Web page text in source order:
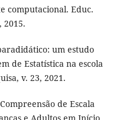
computacional. Educ.
2015.
um estudo
de Estatística na escola
v. 23, 2021.
de Escala